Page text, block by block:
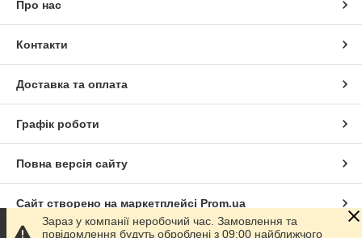
Про нас
Контакти
Доставка та оплата
Графік роботи
Повна версія сайту
Сайт створено на маркетплейсі Prom.ua
Зараз у компанії неробочий час. Замовлення та
повідомлення будуть оброблені з 09:00 найближчого